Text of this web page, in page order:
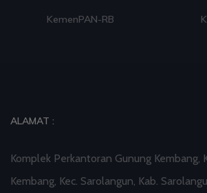
01 Aug 2026 18:00 artikel
KemenPAN-RB
ALAMAT :
Komplek Perkantoran Gunung Kembang,
Kembang, Kec. Sarolangun, Kab.